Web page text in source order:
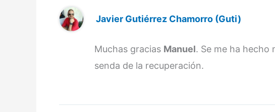
Javier Gutiérrez Chamorro (Guti)
Muchas gracias Manuel. Se me ha hecho
senda de la recuperación.